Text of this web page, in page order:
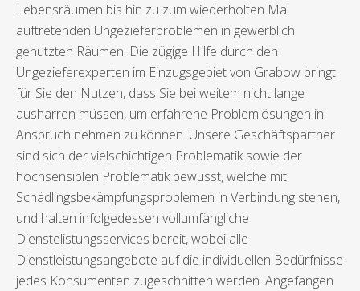
Lebensräumen bis hin zu zum wiederholten Mal
auftretenden Ungezieferproblemen in gewerblich
genutzten Räumen. Die zügige Hilfe durch den
Ungezieferexperten im Einzugsgebiet von Grabow bringt
für Sie den Nutzen, dass Sie bei weitem nicht lange
ausharren müssen, um erfahrene Problemlösungen in
Anspruch nehmen zu können. Unsere Geschäftspartner
sind sich der vielschichtigen Problematik sowie der
hochsensiblen Problematik bewusst, welche mit
Schädlingsbekämpfungsproblemen in Verbindung stehen,
und halten infolgedessen vollumfängliche
Dienstelistungsservices bereit, wobei alle
Dienstleistungsangebote auf die individuellen Bedürfnisse
jedes Konsumenten zugeschnitten werden. Angefangen